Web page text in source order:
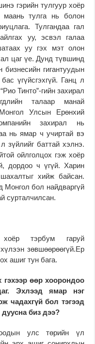
гэрийн тулгуур хоёр
тулга нь болон
Тулгандаа гал
уу, эсвэл галаа
уу гэх мэт олон
цаг үе. Дунд түвшинд
бизнесийн гигантуудын
үгүйсгэхгүй. Ганц л
Тинто”-гийн захирал
талаар манай
Улсын Ерөнхий
захирал нь
нь ямар ч учиртай вэ
зүйлийг баттай хэлнэ.
ойлголцох гэж хоёр
дордоо ч үгүй. Харин
хийж байсан.
Монгол бол найдваргүй
сурталчилсан.
тэрбум гаруй
зөвшөөрөөгүй.Ер
ашиг тун бага.
өөр хоорондоо
Эхлээд ямар нэг
чадахгүй бол тэгээд
биз дээ?
улс төрийн үл